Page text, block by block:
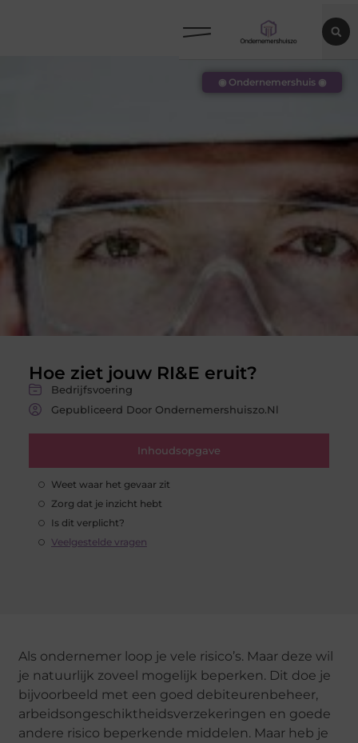
Hoe ziet jouw RI&E eruit?
Bedrijfsvoering
Gepubliceerd Door Ondernemershuiszo.nl
Inhoudsopgave
Weet waar het gevaar zit
Zorg dat je inzicht hebt
Is dit verplicht?
Veelgestelde vragen
◉ Ondernemershuis ◉
Als ondernemer loop je vele risico’s. Maar deze wil
je natuurlijk zoveel mogelijk beperken. Dit doe je
bijvoorbeeld met een goed debiteurenbeheer,
arbeidsongeschiktheidsverzekeringen en goede
andere risico beperkende middelen. Maar heb je